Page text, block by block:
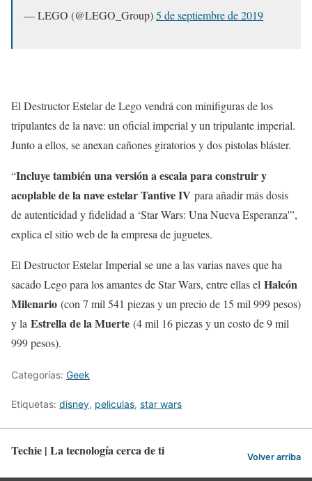
— LEGO (@LEGO_Group)5 de septiembre de 2019
El Destructor Estelar de Lego vendrá con minifiguras de los
tripulantes de la nave: un oficial imperial y un tripulante imperial.
Junto a ellos, se anexan cañones giratorios y dos pistolas bláster.
“Incluye también una versión a escala para construir y
acoplable de la nave estelar Tantive IV para añadir más dosis
de autenticidad y fidelidad a ‘Star Wars: Una Nueva Esperanza'”,
explica el sitio web de la empresa de juguetes.
El Destructor Estelar Imperial se une a las varias naves que ha
sacado Lego para los amantes de Star Wars, entre ellas el Halcón
Milenario (con 7 mil 541 piezas y un precio de 15 mil 999 pesos)
y la Estrella de la Muerte (4 mil 16 piezas y un costo de 9 mil
999 pesos).
Categorías: Geek
Etiquetas: disney, peliculas, star wars
Techie | La tecnología cerca de ti Volver arriba